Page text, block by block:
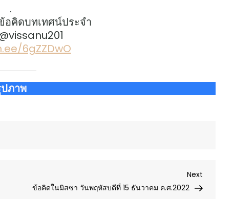
.
อคิดบทเทศน์ประจำ
6gZZDwO
ภาพ
Post
Next
ข้อคิดในมิสซา วันพฤหัสบดีที่ 15 ธันวาคม ค.ศ.2022